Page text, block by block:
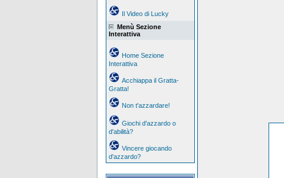
Il Video di Lucky
Menù Sezione
Interattiva
Home Sezione
Interattiva
Acchiappa il Gratta-
Gratta!
Non t'azzardare!
Giochi d'azzardo o
d'abilità?
Vincere giocando
d'azzardo?